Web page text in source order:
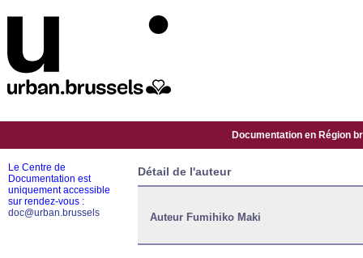
Documentation en Région
Détail de l'auteur
Auteur Fumihiko Maki
Le Centre de
Documentation est
uniquement accessible
sur rendez-vous :
doc@urban.brussels